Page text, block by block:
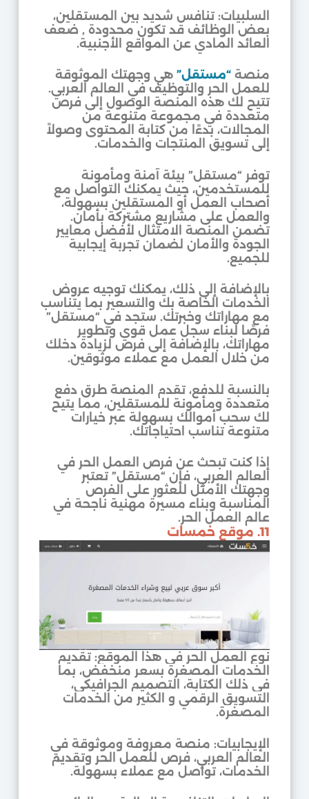
السلبيات: تنافس شديد بين المستقلين،
بعض الوظائف قد تكون محدودة , ضعف
العائد المادي عن المواقع الأجنبية.
منصة “مستقل”هي وجهتك الموثوقة
للعمل الحر والتوظيف في العالم العربي.
تتيح لك هذه المنصة الوصول إلى فرص
متعددة في مجموعة متنوعة من
المجالات، بدءًا من كتابة المحتوى وصولاً
إلى تسويق المنتجات والخدمات.
توفر “مستقل” بيئة آمنة ومأمونة
للمستخدمين، حيث يمكنك التواصل مع
أصحاب العمل أو المستقلين بسهولة،
والعمل على مشاريع مشتركة بأمان.
تضمن المنصة الامتثال لأفضل معايير
الجودة والأمان لضمان تجربة إيجابية
للجميع.
بالإضافة إلى ذلك، يمكنك توجيه عروض
الخدمات الخاصة بك والتسعير بما يتناسب
مع مهاراتك وخبرتك. ستجد في “مستقل”
فرصًا لبناء سجل عمل قوي وتطوير
مهاراتك، بالإضافة إلى فرص لزيادة دخلك
من خلال العمل مع عملاء موثوقين.
بالنسبة للدفع، تقدم المنصة طرق دفع
متعددة ومأمونة للمستقلين، مما يتيح
لك سحب أموالك بسهولة عبر خيارات
متنوعة تناسب احتياجاتك.
إذا كنت تبحث عن فرص العمل الحر في
العالم العربي، فإن “مستقل” تعتبر
وجهتك الأمثل للعثور على الفرص
المناسبة وبناء مسيرة مهنية ناجحة في
عالم العمل الحر.
11. موقع خمسات
نوع العمل الحر في هذا الموقع: تقديم
الخدمات المصغرة بسعر منخفض، بما
في ذلك الكتابة، التصميم الجرافيكي،
التسويق الرقمي و الكثير من الخدمات
المصغرة.
الإيجابيات: منصة معروفة وموثوقة في
العالم العربي، فرص للعمل الحر وتقديم
الخدمات، تواصل مع عملاء بسهولة.